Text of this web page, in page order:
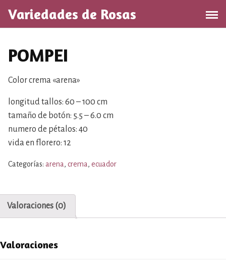
l
Variedades de Rosas
POMPEI
Color crema «arena»
longitud tallos: 60 – 100 cm
tamaño de botón: 5.5 – 6.0 cm
numero de pétalos: 40
vida en florero: 12
Categorías: arena, crema, ecuador
Valoraciones (0)
Valoraciones